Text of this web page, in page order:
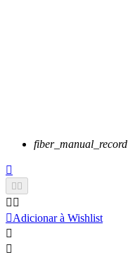
fiber_manual_record


 
Adicionar à Wishlist

